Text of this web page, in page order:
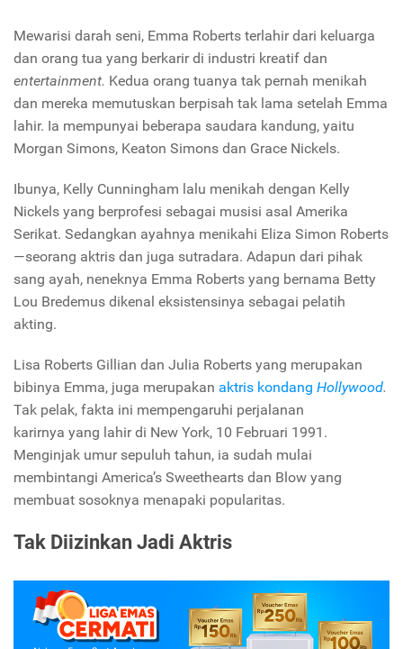
Mewarisi darah seni, Emma Roberts terlahir dari keluarga
dan orang tua yang berkarir di industri kreatif dan
entertainment. Kedua orang tuanya tak pernah menikah
dan mereka memutuskan berpisah tak lama setelah Emma
lahir. Ia mempunyai beberapa saudara kandung, yaitu
Morgan Simons, Keaton Simons dan Grace Nickels.
Ibunya, Kelly Cunningham lalu menikah dengan Kelly
Nickels yang berprofesi sebagai musisi asal Amerika
Serikat. Sedangkan ayahnya menikahi Eliza Simon Roberts
—seorang aktris dan juga sutradara. Adapun dari pihak
sang ayah, neneknya Emma Roberts yang bernama Betty
Lou Bredemus dikenal eksistensinya sebagai pelatih
akting.
Lisa Roberts Gillian dan Julia Roberts yang merupakan
bibinya Emma, juga merupakan aktris kondang Hollywood.
Tak pelak, fakta ini mempengaruhi perjalanan
karirnya yang lahir di New York, 10 Februari 1991.
Menginjak umur sepuluh tahun, ia sudah mulai
membintangi America’s Sweethearts dan Blow yang
membuat sosoknya menapaki popularitas.
Tak Diizinkan Jadi Aktris